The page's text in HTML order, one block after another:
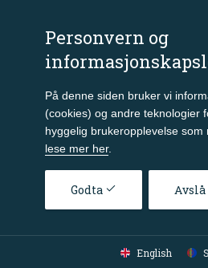
Personvern og
På denne siden bruker vi
(cookies) og andre teknologier
hyggelig brukeropplevelse som
lese mer her.
Godta Avslå
Gå til hovedinnhold
English